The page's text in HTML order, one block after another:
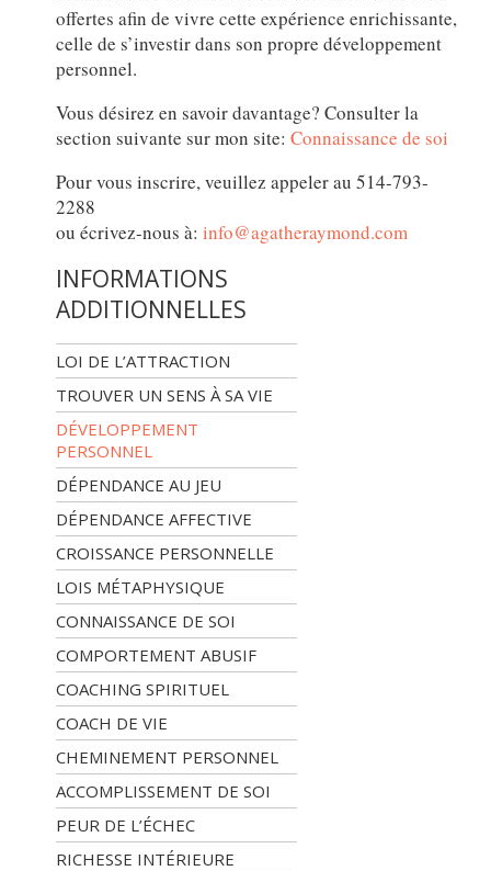
offertes afin de vivre cette expérience enrichissante,
celle de s’investir dans son propre développement
personnel.
Vous désirez en savoir davantage? Consulter la
section suivante sur mon site: Connaissance de soi
Pour vous inscrire, veuillez appeler au 514-793-
2288
ou écrivez-nous à: info@agatheraymond.com
INFORMATIONS
ADDITIONNELLES
LOI DE L’ATTRACTION
TROUVER UN SENS À SA VIE
DÉVELOPPEMENT
PERSONNEL
DÉPENDANCE AU JEU
DÉPENDANCE AFFECTIVE
CROISSANCE PERSONNELLE
LOIS MÉTAPHYSIQUE
CONNAISSANCE DE SOI
COMPORTEMENT ABUSIF
COACHING SPIRITUEL
COACH DE VIE
CHEMINEMENT PERSONNEL
ACCOMPLISSEMENT DE SOI
PEUR DE L’ÉCHEC
RICHESSE INTÉRIEURE